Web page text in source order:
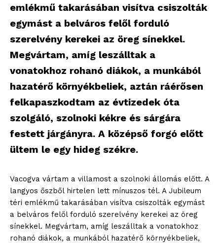
emlékmű takarásában visítva csiszolták
egymást a belváros felől forduló
szerelvény kerekei az öreg sínekkel.
Megvártam, amíg leszálltak a
vonatokhoz rohanó diákok, a munkából
hazatérő környékbeliek, aztán ráérősen
felkapaszkodtam az évtizedek óta
szolgáló, szolnoki kékre és sárgára
festett járgányra. A középső forgó előtt
ültem le egy hideg székre.
Vacogva vártam a villamost a szolnoki állomás előtt. A
langyos őszből hirtelen lett mínuszos tél. A Jubileum
téri emlékmű takarásában visítva csiszolták egymást
a belváros felől forduló szerelvény kerekei az öreg
sínekkel. Megvártam, amíg leszálltak a vonatokhoz
rohanó diákok, a munkából hazatérő környékbeliek,